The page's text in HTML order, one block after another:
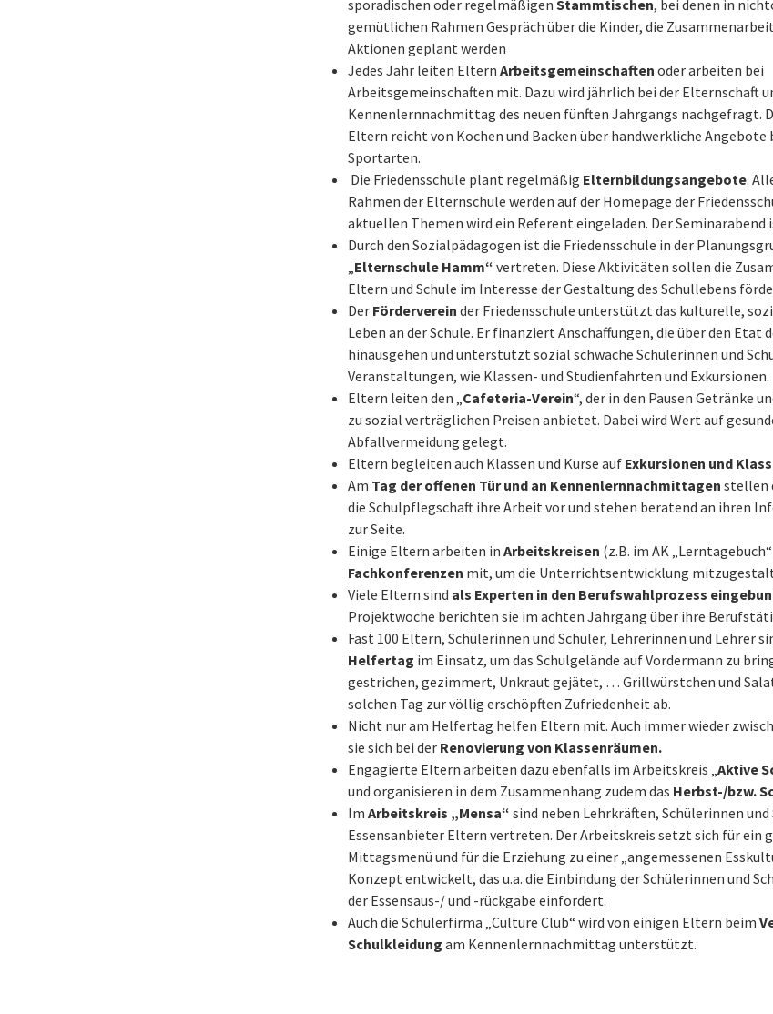
sporadischen oder regelmäßigen Stammtischen, bei denen in
gemütlichen Rahmen Gespräch über die Kinder, die
Aktionen geplant werden
Jedes Jahr leiten Eltern Arbeitsgemeinschaften oder arbeiten bei
Arbeitsgemeinschaften mit. Dazu wird jährlich bei der Elternschaft
Kennenlernnachmittag des neuen fünften Jahrgangs nachgefragt.
Eltern reicht von Kochen und Backen über handwerkliche Angebote
Sportarten.
Die Friedensschule plant regelmäßig Elternbildungsangebote.
Rahmen der Elternschule werden auf der Homepage der
aktuellen Themen wird ein Referent eingeladen. Der
Durch den Sozialpädagogen ist die Friedensschule in der
„Elternschule Hamm“ vertreten. Diese Aktivitäten sollen die
Eltern und Schule im Interesse der Gestaltung des Schullebens
Der Förderverein der Friedensschule unterstützt das kulturelle,
Leben an der Schule. Er finanziert Anschaffungen, die über den Etat
hinausgehen und unterstützt sozial schwache Schülerinnen und
Veranstaltungen, wie Klassen- und Studienfahrten und Exkursionen.
Eltern leiten den „Cafeteria-Verein“, der in den Pausen Getränke
zu sozial verträglichen Preisen anbietet. Dabei wird Wert auf
Abfallvermeidung gelegt.
Eltern begleiten auch Klassen und Kurse auf Exkursionen und
Am Tag der offenen Tür und an Kennenlernnachmittagen stellen
die Schulpflegschaft ihre Arbeit vor und stehen beratend an ihren
zur Seite.
Einige Eltern arbeiten in Arbeitskreisen (z.B. im AK
Fachkonferenzen mit, um die Unterrichtsentwicklung
Viele Eltern sind als Experten in den Berufswahlprozess
Projektwoche berichten sie im achten Jahrgang über ihre
Fast 100 Eltern, Schülerinnen und Schüler, Lehrerinnen und Lehrer
Helfertag im Einsatz, um das Schulgelände auf Vordermann zu
gestrichen, gezimmert, Unkraut gejätet, … Grillwürstchen und
solchen Tag zur völlig erschöpften Zufriedenheit ab.
Nicht nur am Helfertag helfen Eltern mit. Auch immer wieder
sie sich bei der Renovierung von Klassenräumen.
Engagierte Eltern arbeiten dazu ebenfalls im Arbeitskreis „Aktive
und organisieren in dem Zusammenhang zudem das Herbst-/bzw.
Im Arbeitskreis „Mensa“ sind neben Lehrkräften, Schülerinnen und
Essensanbieter Eltern vertreten. Der Arbeitskreis setzt sich für ein
Mittagsmenü und für die Erziehung zu einer „angemessenen
Konzept entwickelt, das u.a. die Einbindung der Schülerinnen und
der Essensaus-/ und -rückgabe einfordert.
Auch die Schülerfirma „Culture Club“ wird von einigen Eltern beim
Schulkleidung am Kennenlernnachmittag unterstützt.